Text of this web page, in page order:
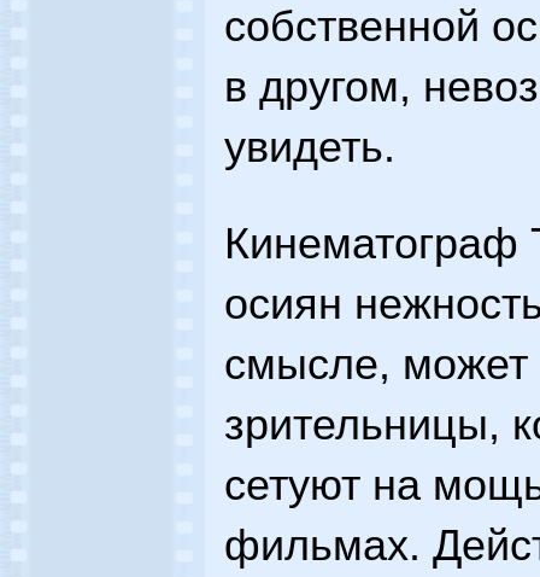
собственной
в другом,
увидеть.
Кинематограф
осиян
смысле, может
зрительницы,
сетуют на
фильмах.